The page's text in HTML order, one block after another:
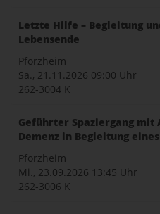
Letzte Hilfe – Begleitung
Lebensende
Pforzheim
Sa., 21.11.2026 09:00 Uhr
262-3004 K
Geführter Spaziergang
Demenz in Begleitung
Pforzheim
Mi., 23.09.2026 13:45 Uhr
262-3006 K